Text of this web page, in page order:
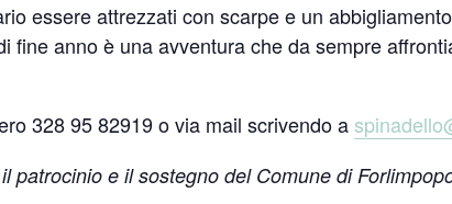
essere attrezzati con scarpe e un
fine anno è una avventura che da sempre
328 95 82919 o via mail scrivendo a
patrocinio e il sostegno del Comune di